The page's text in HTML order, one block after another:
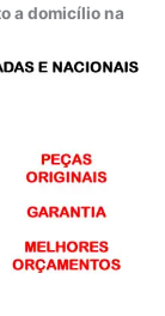
a domicílio na